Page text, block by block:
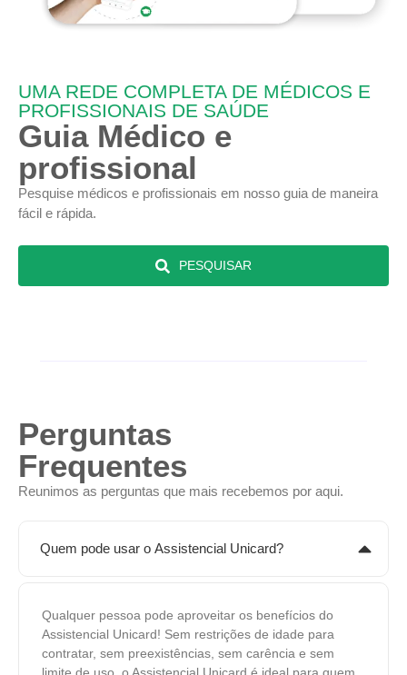
UMA REDE COMPLETA DE MÉDICOS E
PROFISSIONAIS DE SAÚDE
Guia Médico e
profissional
Pesquise médicos e profissionais em nosso guia de maneira
fácil e rápida.
PESQUISAR
Perguntas
Frequentes
Reunimos as perguntas que mais recebemos por aqui.
Quem pode usar o Assistencial Unicard?
Qualquer pessoa pode aproveitar os benefícios do
Assistencial Unicard! Sem restrições de idade para
contratar, sem preexistências, sem carência e sem